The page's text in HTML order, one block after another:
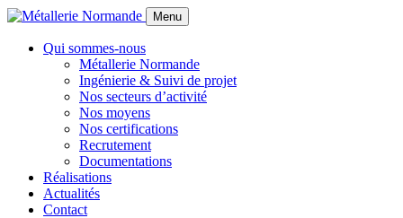
Menu
Qui sommes-nous
Métallerie Normande
Ingénierie & Suivi de projet
Nos secteurs d’activité
Nos moyens
Nos certifications
Recrutement
Documentations
Réalisations
Actualités
Contact